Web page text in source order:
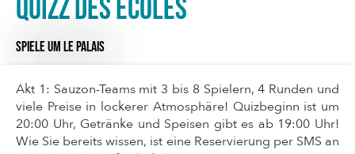
Quizz des écoles
SPIELEUM LE PALAIS
Akt 1: Sauzon-Teams mit 3 bis 8 Spielern, 4 Runden und
viele Preise in lockerer Atmosphäre! Quizbeginn ist um
20:00 Uhr, Getränke und Speisen gibt es ab 19:00 Uhr!
Wie Sie bereits wissen, ist eine Reservierung per SMS an